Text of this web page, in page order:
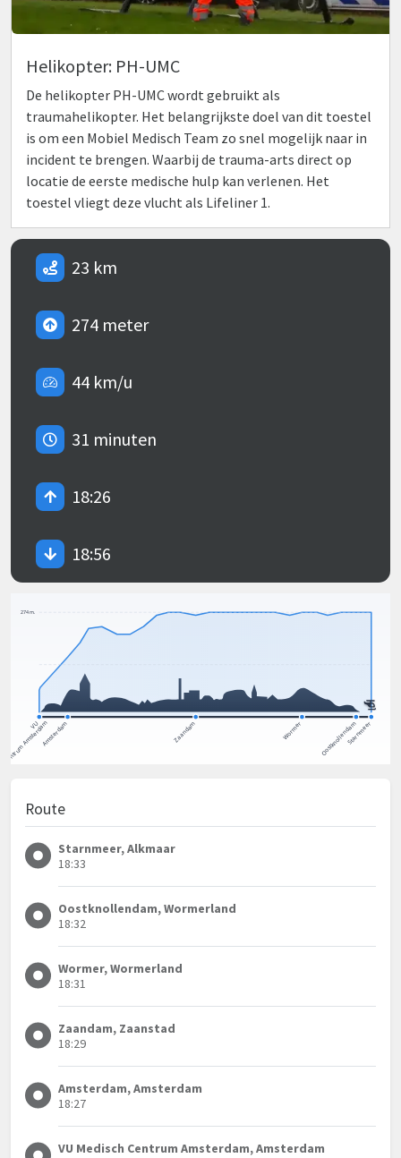
Helikopter: PH-UMC
De helikopter PH-UMC wordt gebruikt als
traumahelikopter. Het belangrijkste doel van dit toestel
is om een Mobiel Medisch Team zo snel mogelijk naar in
incident te brengen. Waarbij de trauma-arts direct op
locatie de eerste medische hulp kan verlenen. Het
toestel vliegt deze vlucht als Lifeliner 1.
23 km
274 meter
44 km/u
31 minuten
18:26
18:56
Route
Starnmeer, Alkmaar
18:33
Oostknollendam, Wormerland
18:32
Wormer, Wormerland
18:31
Zaandam, Zaanstad
18:29
Amsterdam, Amsterdam
18:27
VU Medisch Centrum Amsterdam, Amsterdam